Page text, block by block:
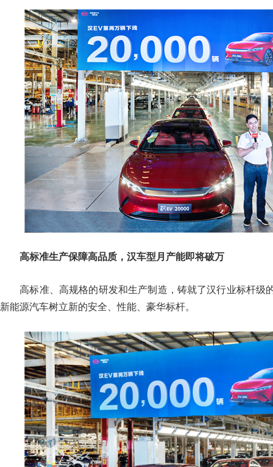
高标准生产保障高品质，汉车型月产能即将破万
高标准、高规格的研发和生产制造，铸就了汉行业标杆级
新能源汽车树立新的安全、性能、豪华标杆。